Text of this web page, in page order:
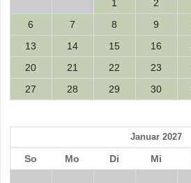
1
2
6
7 8 9
13
14 15 16
20
21 22 23
27
28 29 30
Januar 2027
So Mo Di Mi